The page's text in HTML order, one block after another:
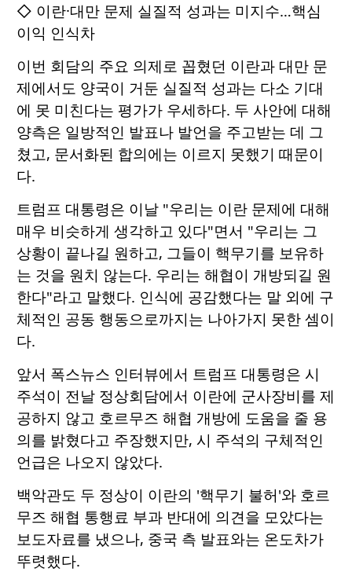
◇ 이란·대만 문제 실질적 성과는 미지수…핵심
이익 인식차
이번 회담의 주요 의제로 꼽혔던 이란과 대만 문
제에서도 양국이 거둔 실질적 성과는 다소 기대
에 못 미친다는 평가가 우세하다. 두 사안에 대해
양측은 일방적인 발표나 발언을 주고받는 데 그
쳤고, 문서화된 합의에는 이르지 못했기 때문이
다.
트럼프 대통령은 이날 "우리는 이란 문제에 대해
매우 비슷하게 생각하고 있다"면서 "우리는 그
상황이 끝나길 원하고, 그들이 핵무기를 보유하
는 것을 원치 않는다. 우리는 해협이 개방되길 원
한다"라고 말했다. 인식에 공감했다는 말 외에 구
체적인 공동 행동으로까지는 나아가지 못한 셈이
다.
앞서 폭스뉴스 인터뷰에서 트럼프 대통령은 시
주석이 전날 정상회담에서 이란에 군사장비를 제
공하지 않고 호르무즈 해협 개방에 도움을 줄 용
의를 밝혔다고 주장했지만, 시 주석의 구체적인
언급은 나오지 않았다.
백악관도 두 정상이 이란의 '핵무기 불허'와 호르
무즈 해협 통행료 부과 반대에 의견을 모았다는
보도자료를 냈으나, 중국 측 발표와는 온도차가
뚜렷했다.